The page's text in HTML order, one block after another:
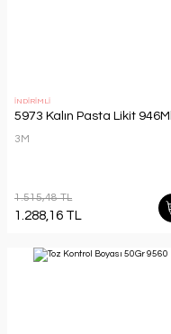
İNDİRİMLİ
5973 Kalın Pasta Likit 946Ml
3M
1.515,48 TL
1.288,16 TL